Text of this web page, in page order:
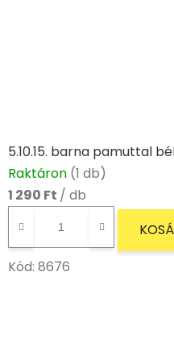
5.10.15. barna pamuttal
Raktáron (1 db)
1 290 Ft / db
Kód: 8676